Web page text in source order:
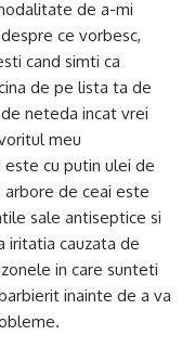
de a-mi
ce vorbesc,
cand simti ca
de pe lista ta de
neteda incat vrei
meu
cu putin ulei de
arbore de ceai este
sale antiseptice si
iritatia cauzata de
in care sunteti
inainte de a va